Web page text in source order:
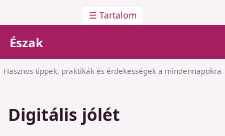
☰ Tartalom
Észak
Hasznos tippek, praktikák és érdekességek a mindennapokra
Digitális jólét